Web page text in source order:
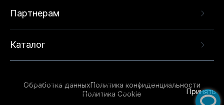
Партнерам
Каталог
Обработка данныхПолитика конфиденциальности
Политика Cookie
опыта на нашем сайте. Продолжая использовать
данный сайт, вы соглашаетесь с использованием
Принять